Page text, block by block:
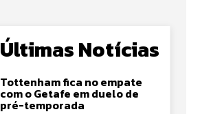
Últimas Notícias
Tottenham fica no empate
com o Getafe em duelo de
pré-temporada